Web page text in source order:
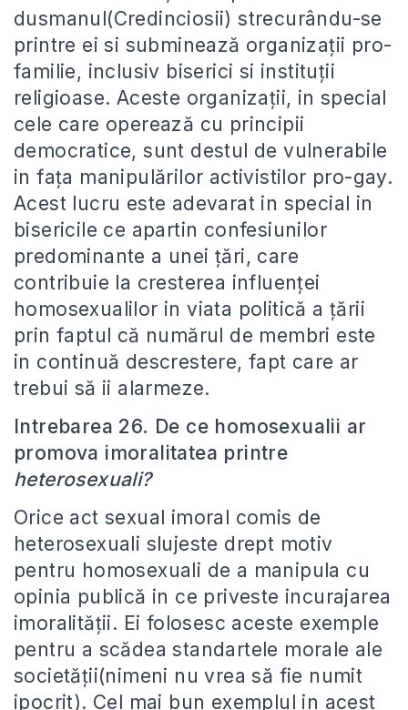
dusmanul(Credinciosii) strecurându-se
printre ei si subminează organizaţii pro-
familie, inclusiv biserici si instituţii
religioase. Aceste organizații, in special
cele care operează cu principii
democratice, sunt destul de vulnerabile
in fața manipulărilor activistilor pro-gay.
Acest lucru este adevarat in special in
bisericile ce apartin confesiunilor
predominante a unei țări, care
contribuie la cresterea influenței
homosexualilor in viata politică a țării
prin faptul că numărul de membri este
in continuă descrestere, fapt care ar
trebui să ii alarmeze.
Intrebarea 26. De ce homosexualii ar
promova imoralitatea printre
heterosexuali?
Orice act sexual imoral comis de
heterosexuali slujeste drept motiv
pentru homosexuali de a manipula cu
opinia publică in ce priveste incurajarea
imoralității. Ei folosesc aceste exemple
pentru a scădea standartele morale ale
societății(nimeni nu vrea să fie numit
ipocrit). Cel mai bun exemplul in acest